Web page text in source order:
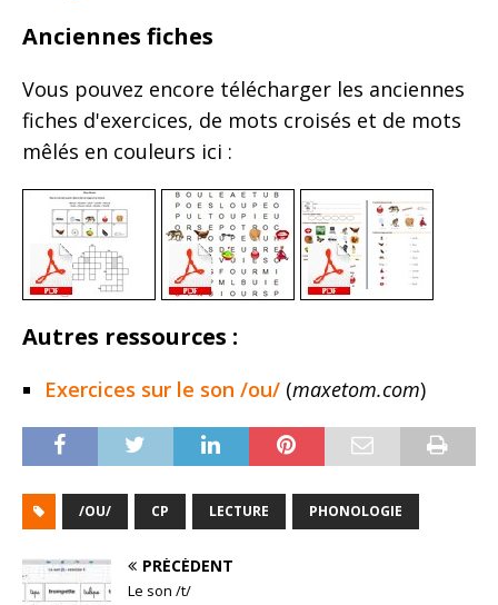
Anciennes fiches
Vous pouvez encore télécharger les anciennes
fiches d'exercices, de mots croisés et de mots
mêlés en couleurs ici :
Autres ressources :
Exercices sur le son /ou/ (maxetom.com)
/OU/ CP LECTURE PHONOLOGIE
PRÉCÉDENT
Le son /t/